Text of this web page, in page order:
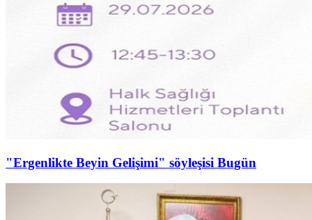
"Ergenlikte Beyin Gelişimi" söyleşisi Bugün